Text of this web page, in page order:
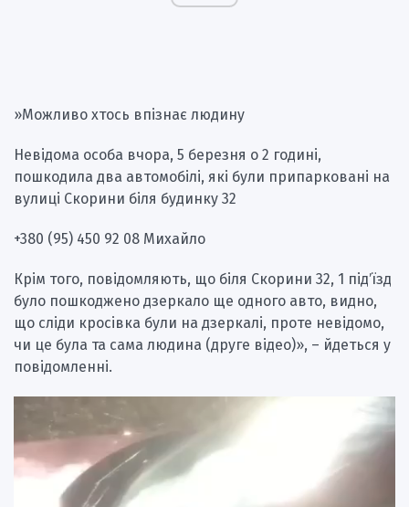
»Можливо хтось впізнає людину
Невідома особа вчора, 5 березня о 2 годині,
пошкодила два автомобілі, які були припарковані на
вулиці Скорини біля будинку 32
+380 (95) 450 92 08 Михайло
Крім того, повідомляють, що біля Скорини 32, 1 підʼїзд
було пошкоджено дзеркало ще одного авто, видно,
що сліди кросівка були на дзеркалі, проте невідомо,
чи це була та сама людина (друге відео)», – йдеться у
повідомленні.